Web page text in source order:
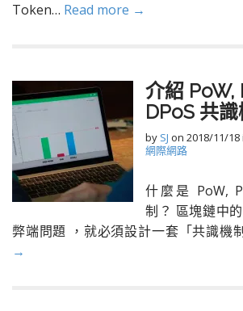
Token… Read more →
介紹 PoW,
DPoS 共識
by SJ on 2018/11/18
網際網路
什麼是 PoW,
制？ 區塊鏈中
弊端問題 ，就必須設計一套「共識機
→